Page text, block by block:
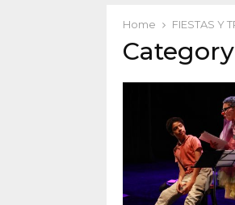
Home FIESTAS Y
Category